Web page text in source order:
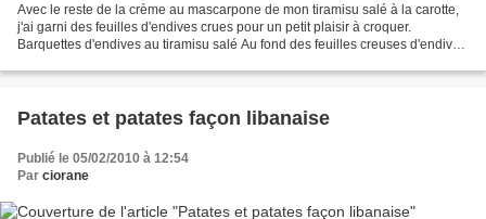
Avec le reste de la crème au mascarpone de mon tiramisu salé à la carotte,
j'ai garni des feuilles d'endives crues pour un petit plaisir à croquer.
Barquettes d'endives au tiramisu salé Au fond des feuilles creuses d'endive,
Patates et patates façon libanaise
Publié le 05/02/2010 à 12:54
Par ciorane